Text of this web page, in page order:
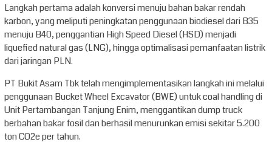
Langkah pertama adalah konversi menuju bahan bakar rendah
karbon, yang meliputi peningkatan penggunaan biodiesel dari B35
menuju B40, penggantian High Speed Diesel (HSD) menjadi
liquefied natural gas (LNG), hingga optimalisasi pemanfaatan listrik
dari jaringan PLN.
PT Bukit Asam Tbk telah mengimplementasikan langkah ini melalui
penggunaan Bucket Wheel Excavator (BWE) untuk coal handling di
Unit Pertambangan Tanjung Enim, menggantikan dump truck
berbahan bakar fosil dan berhasil menurunkan emisi sekitar 5.200
ton CO2e per tahun.